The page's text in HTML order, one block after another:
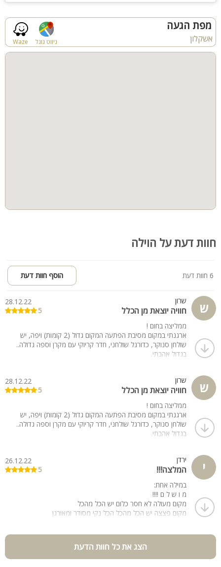
מערכת הגברה ותאורה מקצועית
מחיר: 80 ₪ לאדם (לפי 80 משתתפים)
חבילת PREMIUM
קיאקי פירות, מתוקים ודוכני קינוחים מיוחדים
אפקטים מיוחדים הכוללים לייזרים, עשן כבד וזיקוקים קרים
מערכת שמע מקצועית RCF 475 עם מיקסר ומיקרופונים אלחוטיים
מערכות תאורה, לייזרים, פליקרים ומכונות עשן
שירות DJ מקצועי עם מוזיקה בהתאמה אישית לכל סוג אירוע
Waze ניווט גוגל
מפת הגעה
אשקלון
חוות דעת על הוילה
6 חוות דעת הוסף חוות דעת
ש שרון
חוויה יוצאת מן הכלל
28.12.22
5
ממליצה בחום !
ארגנתי במקום מסיבת הפתעה המקום גדול (2 קומות) ויפה, יש
שולחן סנוקר, כדורגל שולחני, חדר קריוקי עם מקרן וספה גדולה..
בגדול אהבתי.
ש שרון
חוויה יוצאת מן הכלל
28.12.22
5
ממליצה בחום !
ארגנתי במקום מסיבת הפתעה המקום גדול (2 קומות) ויפה, יש
שולחן סנוקר, כדורגל שולחני, חדר קריוקי עם מקרן וספה גדולה..
בגדול אהבתי.
י ירדן
המלצה!!!
26.12.22
5
במילה אחת:
מ ו ש ל ם !!!!
מקום מעולה לא חסר כלום יש הכל מהכל
מקום פצצה יש הכל מהכל הכל נקי מסודר ומאורגן
הצג את כל חוות הדעת